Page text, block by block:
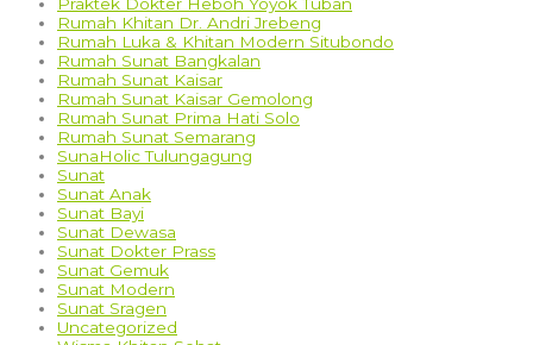
Rumah Khitan Dr. Andri Jrebeng
Rumah Luka & Khitan Modern Situbondo
Rumah Sunat Bangkalan
Rumah Sunat Kaisar
Rumah Sunat Kaisar Gemolong
Rumah Sunat Prima Hati Solo
Rumah Sunat Semarang
SunaHolic Tulungagung
Sunat
Sunat Anak
Sunat Bayi
Sunat Dewasa
Sunat Dokter Prass
Sunat Gemuk
Sunat Modern
Sunat Sragen
Uncategorized